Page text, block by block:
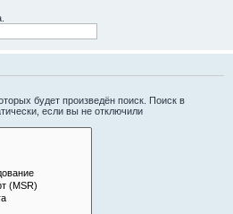
будет произведён поиск. Поиск в
если вы не отключили